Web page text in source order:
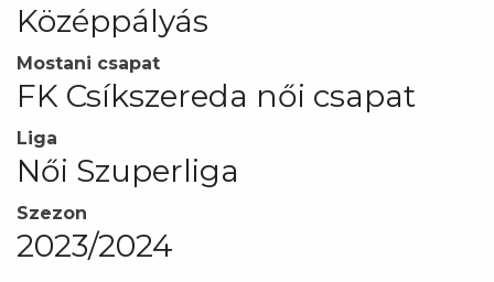
Középpályás
Mostani csapat
FK Csíkszereda női csapat
Liga
Női Szuperliga
Szezon
2023/2024